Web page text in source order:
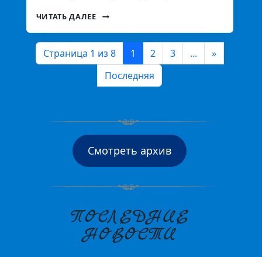
ЧИТАТЬ ДАЛЕЕ
Страница 1 из 8 1 2 3 ...
»
Последняя
Смотреть архив
ПОСЛЕДНИЕ
НОВОСТИ